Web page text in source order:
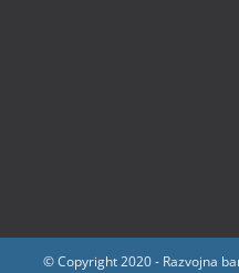
© Copyright 2020 - Razvojna